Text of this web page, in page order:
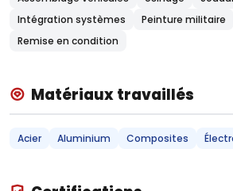
Intégration systèmes
Peinture militaire
Remise en condition
Matériaux travaillés
Acier Aluminium Composites